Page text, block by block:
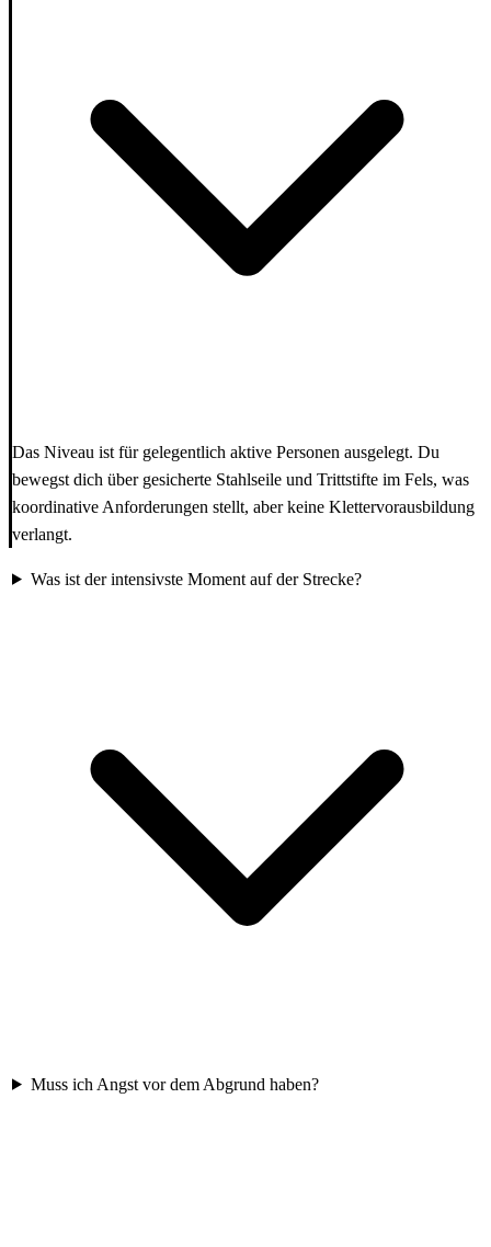
Das Niveau ist für gelegentlich aktive Personen ausgelegt. Du
bewegst dich über gesicherte Stahlseile und Trittstifte im Fels, was
koordinative Anforderungen stellt, aber keine Klettervorausbildung
verlangt.
Was ist der intensivste Moment auf der Strecke?
Muss ich Angst vor dem Abgrund haben?